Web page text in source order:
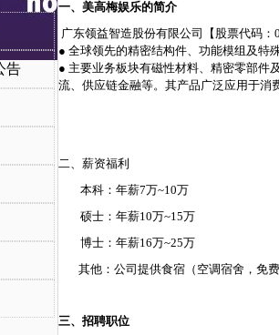
告
一、美高梅娱乐的简介
广东领益智造股份有限公司【股票代码：
● 全球领先的精密结构件、功能模组及特
● 主要业务板块有磁性材料、精密零部件
流、供应链金融等。其产品广泛应用于消
二、薪资福利
本科：年薪7万~10万
硕士：年薪10万~15万
博士：年薪16万~25万
其他：公司提供食宿（空调宿舍，免
三、招聘职位